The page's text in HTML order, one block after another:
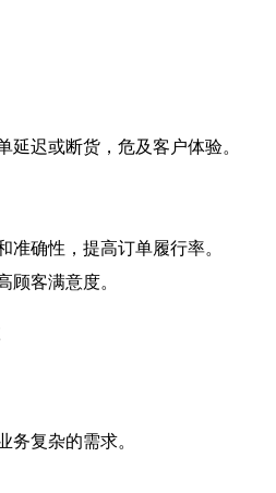
延迟或断货，危及客户体验。
准确性，提高订单履行率。
顾客满意度。
复杂的需求。